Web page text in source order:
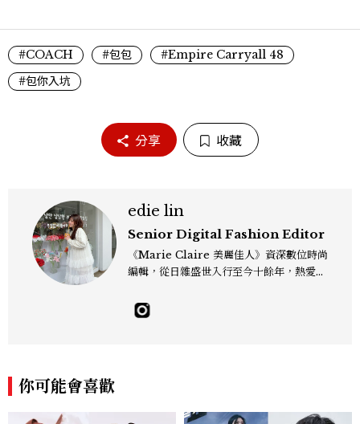
#COACH #包包
#Empire Carryall 48
#包你入坑
分享 收藏
edie lin
Senior Digital Fashion Editor
《Marie Claire 美麗佳人》資深數位時尚
編輯，從日雜盛世入行至今十餘年，熱愛服
研究，還有點天秤座一眼看穿「這會紅」的
美感本能，更擅長把流行轉化成讀者真正用
你可能會喜歡